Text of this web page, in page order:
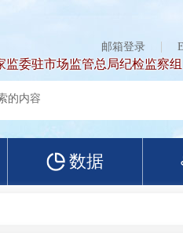
邮箱登录
监委驻市场监管总局纪检监察组
数据